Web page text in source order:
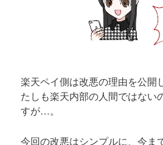
楽天ペイ側は改悪の理由を公開
たしも楽天内部の人間ではない
すが…。
今回の改悪はシンプルに、今ま